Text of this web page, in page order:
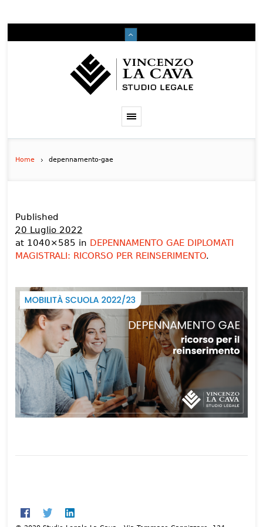
Home depennamento-gae
Published
20 Luglio 2022
at 1040×585 in DEPENNAMENTO GAE DIPLOMATI
MAGISTRALI: RICORSO PER REINSERIMENTO.